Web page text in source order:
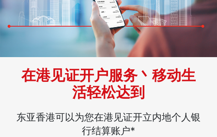
在港见证开户服务丶移动生
活轻松达到
东亚香港可以为您在港见证开立内地个人银
行结算账户*